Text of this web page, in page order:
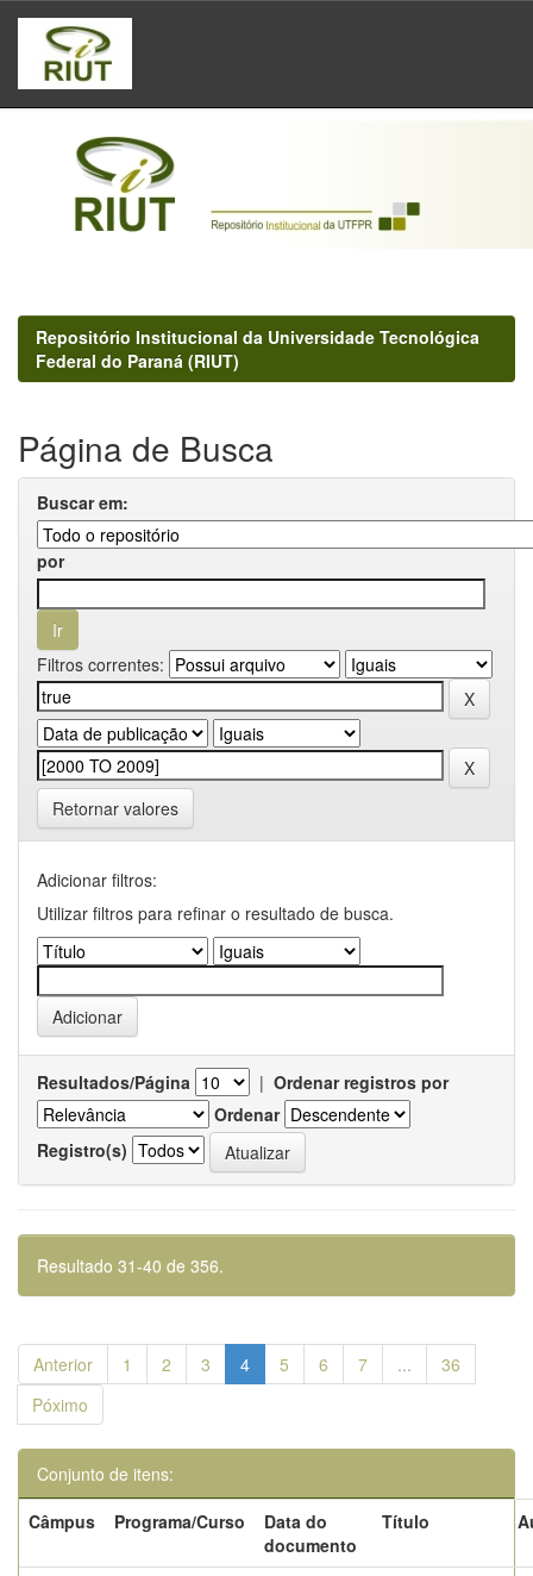
Skip
navigation
Repositório Institucional da Universidade Tecnológica
Federal do Paraná (RIUT)
Página de Busca
Buscar em:
por
Filtros correntes:
Retornar valores
Adicionar filtros:
Utilizar filtros para refinar o resultado de busca.
Resultados/Página | Ordenar registros por
Ordenar
Registro(s)
Resultado 31-40 de 356.
Anterior 1 2 3 4 5 6 7 ...
36
Póximo
Conjunto de itens:
Câmpus
Programa/Curso
Data do
documento
Título